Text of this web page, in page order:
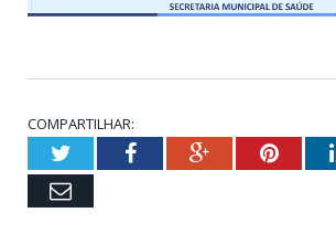
COMPARTILHAR:
TwitterFacebookGoogle+
Email